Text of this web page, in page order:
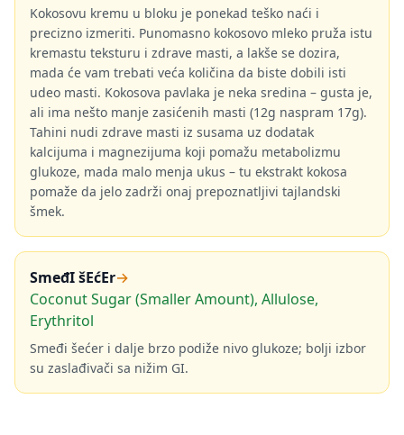
Kokosovu kremu u bloku je ponekad teško naći i
precizno izmeriti. Punomasno kokosovo mleko pruža istu
kremastu teksturu i zdrave masti, a lakše se dozira,
mada će vam trebati veća količina da biste dobili isti
udeo masti. Kokosova pavlaka je neka sredina – gusta je,
ali ima nešto manje zasićenih masti (12g naspram 17g).
Tahini nudi zdrave masti iz susama uz dodatak
kalcijuma i magnezijuma koji pomažu metabolizmu
glukoze, mada malo menja ukus – tu ekstrakt kokosa
pomaže da jelo zadrži onaj prepoznatljivi tajlandski
šmek.
SmeđI šEćEr→
Coconut Sugar (Smaller Amount), Allulose,
Erythritol
Smeđi šećer i dalje brzo podiže nivo glukoze; bolji izbor
su zaslađivači sa nižim GI.